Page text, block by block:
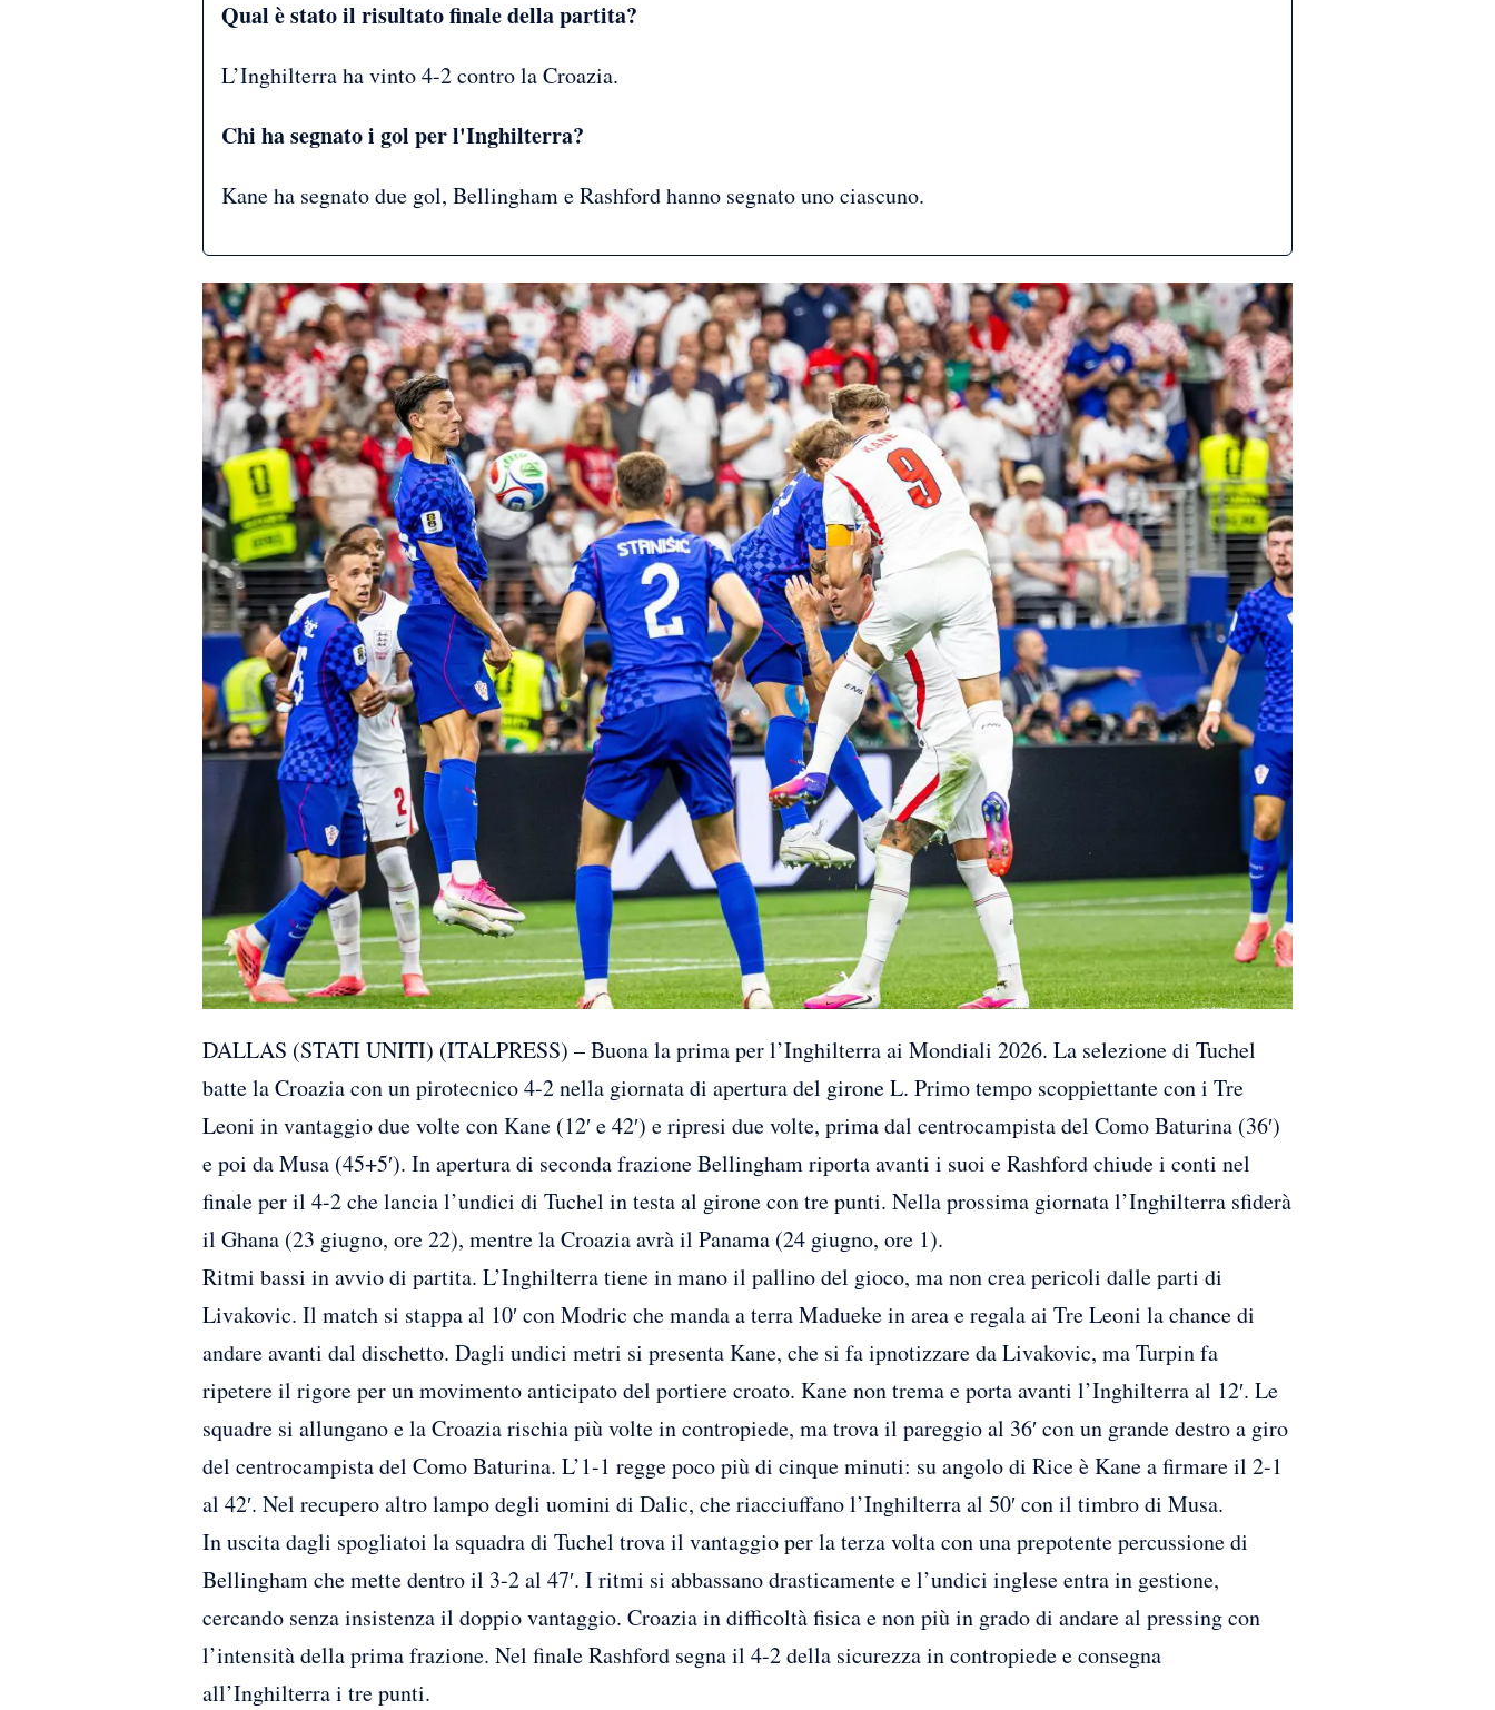
Qual è stato il risultato finale della partita?
L’Inghilterra ha vinto 4-2 contro la Croazia.
Chi ha segnato i gol per l'Inghilterra?
Kane ha segnato due gol, Bellingham e Rashford hanno segnato uno ciascuno.
DALLAS (STATI UNITI) (ITALPRESS) – Buona la prima per l’Inghilterra ai Mondiali 2026. La selezione di Tuchel
batte la Croazia con un pirotecnico 4-2 nella giornata di apertura del girone L. Primo tempo scoppiettante con i Tre
Leoni in vantaggio due volte con Kane (12′ e 42′) e ripresi due volte, prima dal centrocampista del Como Baturina (36′)
e poi da Musa (45+5′). In apertura di seconda frazione Bellingham riporta avanti i suoi e Rashford chiude i conti nel
finale per il 4-2 che lancia l’undici di Tuchel in testa al girone con tre punti. Nella prossima giornata l’Inghilterra sfiderà
il Ghana (23 giugno, ore 22), mentre la Croazia avrà il Panama (24 giugno, ore 1).
Ritmi bassi in avvio di partita. L’Inghilterra tiene in mano il pallino del gioco, ma non crea pericoli dalle parti di
Livakovic. Il match si stappa al 10′ con Modric che manda a terra Madueke in area e regala ai Tre Leoni la chance di
andare avanti dal dischetto. Dagli undici metri si presenta Kane, che si fa ipnotizzare da Livakovic, ma Turpin fa
ripetere il rigore per un movimento anticipato del portiere croato. Kane non trema e porta avanti l’Inghilterra al 12′. Le
squadre si allungano e la Croazia rischia più volte in contropiede, ma trova il pareggio al 36′ con un grande destro a giro
del centrocampista del Como Baturina. L’1-1 regge poco più di cinque minuti: su angolo di Rice è Kane a firmare il 2-1
al 42′. Nel recupero altro lampo degli uomini di Dalic, che riacciuffano l’Inghilterra al 50′ con il timbro di Musa.
In uscita dagli spogliatoi la squadra di Tuchel trova il vantaggio per la terza volta con una prepotente percussione di
Bellingham che mette dentro il 3-2 al 47′. I ritmi si abbassano drasticamente e l’undici inglese entra in gestione,
cercando senza insistenza il doppio vantaggio. Croazia in difficoltà fisica e non più in grado di andare al pressing con
l’intensità della prima frazione. Nel finale Rashford segna il 4-2 della sicurezza in contropiede e consegna
all’Inghilterra i tre punti.